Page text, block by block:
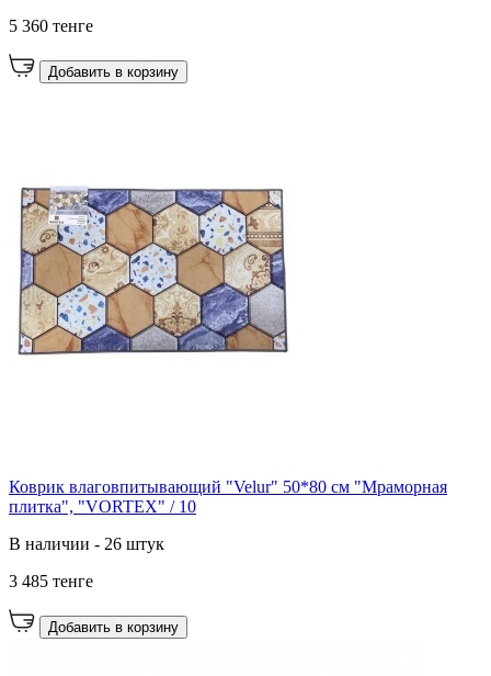
5 360 тенге
Добавить в корзину
Коврик влаговпитывающий "Velur" 50*80 см "Мраморная
плитка", "VORTEX" / 10
В наличии - 26 штук
3 485 тенге
Добавить в корзину